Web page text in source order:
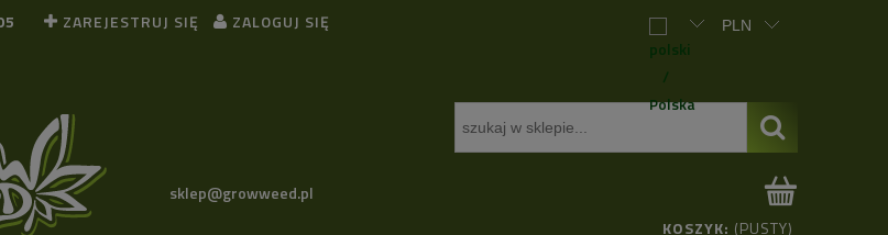
ZAREJESTRUJ SIĘ ZALOGUJ SIĘ
sklep@growweed.pl
KOSZYK: (PUSTY)